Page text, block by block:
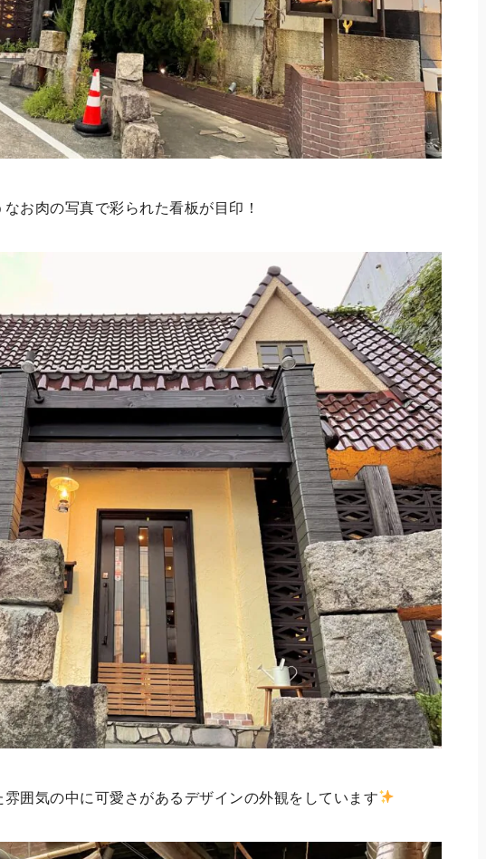
お肉の写真で彩られた看板が目印！
囲気の中に可愛さがあるデザインの外観をしています